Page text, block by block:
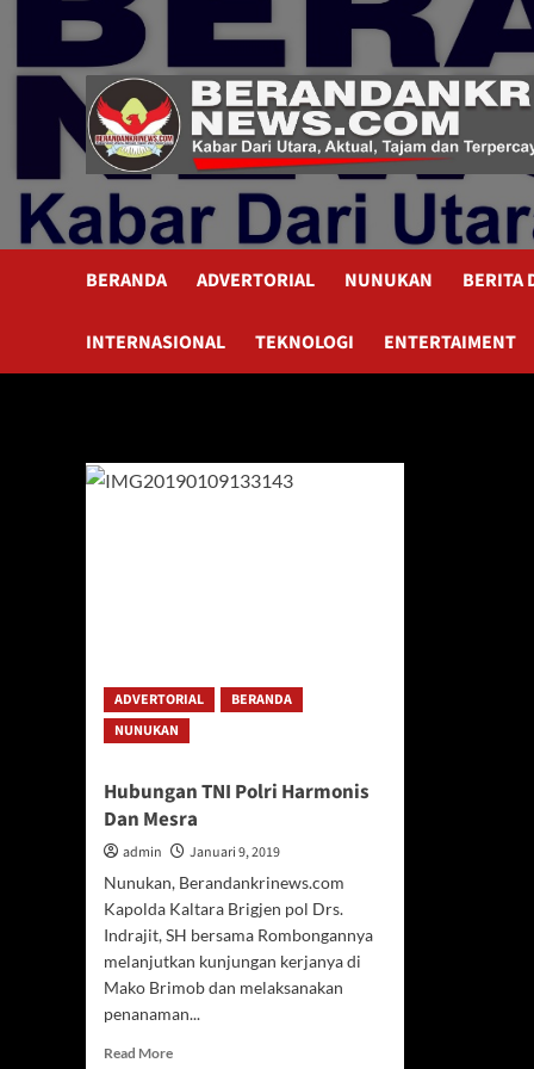
content
BERANDA ADVERTORIAL NUNUKAN BERITA
INTERNASIONAL TEKNOLOGI ENTERTAIMENT
ADVERTORIAL
BERANDA
NUNUKAN
Hubungan TNI Polri Harmonis
Dan Mesra
admin
Januari 9, 2019
Nunukan, Berandankrinews.com
Kapolda Kaltara Brigjen pol Drs.
Indrajit, SH bersama Rombongannya
melanjutkan kunjungan kerjanya di
Mako Brimob dan melaksanakan
penanaman...
Read MoreRead